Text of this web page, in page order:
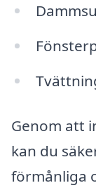
Genom att
kan du
förmånliga